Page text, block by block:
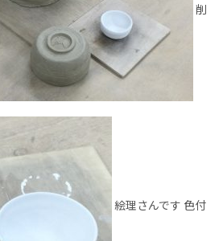
削
絵理さんです 色付